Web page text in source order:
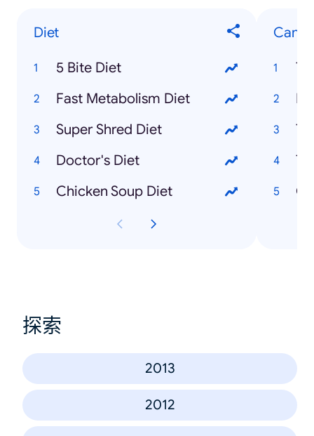
Diet
5 Bite Diet
Fast Metabolism Diet
Super Shred Diet
Doctor's Diet
Chicken Soup Diet
探索
2013
2012